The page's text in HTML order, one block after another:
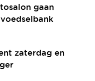
gaan
zaterdag en